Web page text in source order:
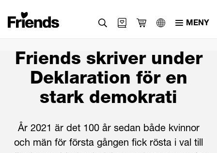
MENY
Friends skriver under
Deklaration för en
stark demokrati
År 2021 är det 100 år sedan både kvinnor
och män för första gången fick rösta i val till